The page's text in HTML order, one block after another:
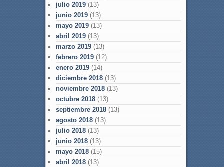
julio 2019(13)
junio 2019(13)
mayo 2019(13)
abril 2019(13)
marzo 2019(13)
febrero 2019(12)
enero 2019(14)
diciembre 2018(13)
noviembre 2018(13)
octubre 2018(13)
septiembre 2018(13)
agosto 2018(13)
julio 2018(13)
junio 2018(13)
mayo 2018(15)
abril 2018(13)